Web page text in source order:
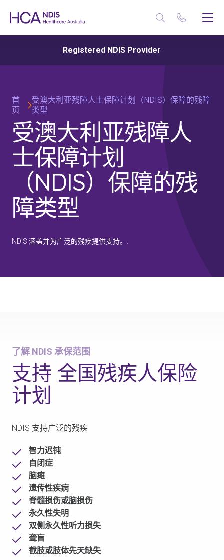
Registered NDIS Provider
首
页
受澳大利亚残障人士保障计划（NDIS）保障的残障
类型
受澳大利亚残障人
士保障计划
（NDIS）保障的残
障类型
NDIS 涵盖并为广泛的残疾提供支持。.
了解 NDIS 承保范围
支持 全国残疾人保险
计划
NDIS 支持广泛的残疾
智力迟钝
自闭症
脑瘫
遗传性疾病
脊髓损伤或脑损伤
永久性失明
双侧永久性听力损失
聋盲
截肢或肢体先天缺失